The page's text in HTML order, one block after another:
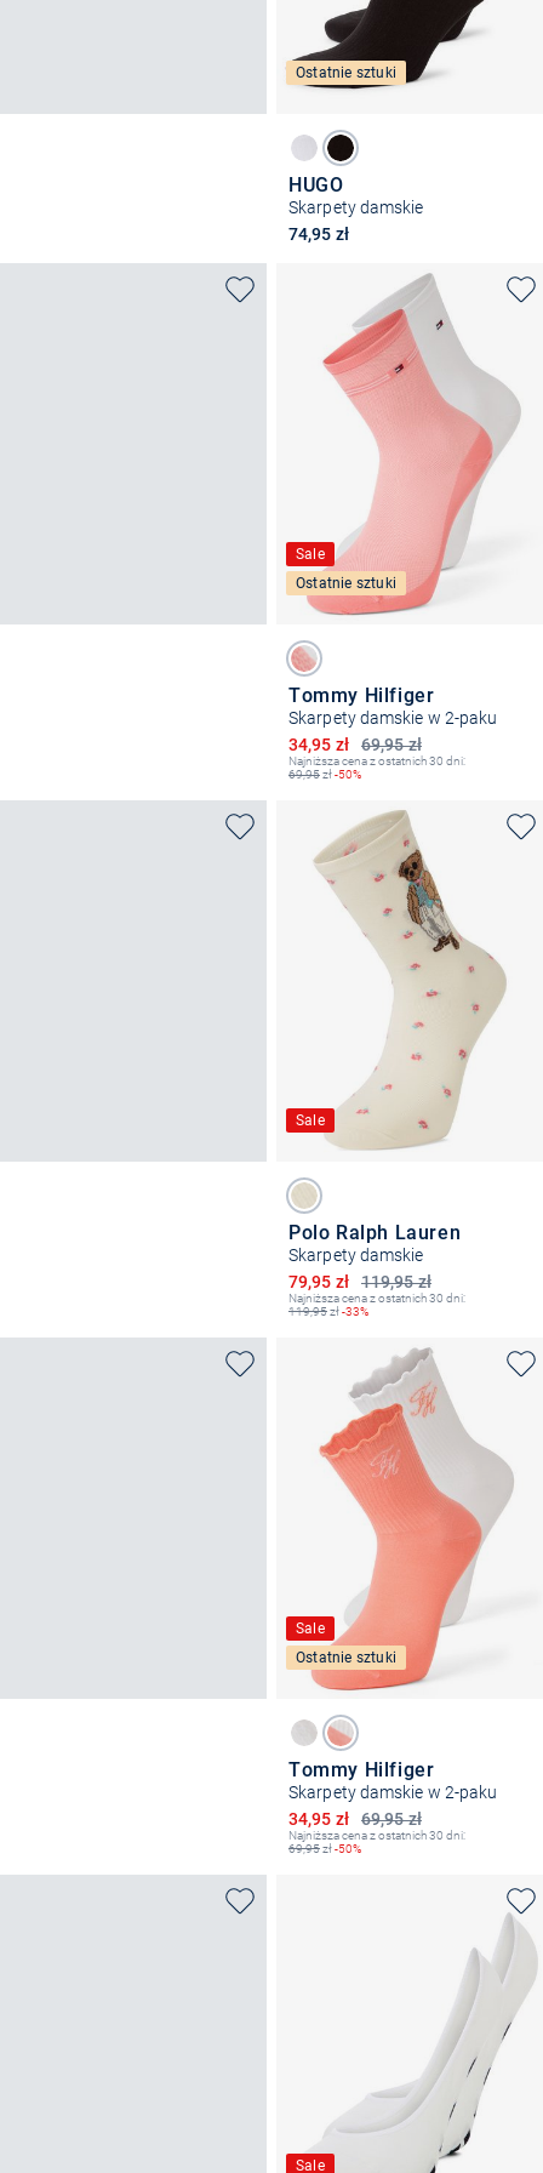
Ostatnie sztuki
HUGO
Skarpety damskie
74,95 zł
Sale
Ostatnie sztuki
Tommy Hilfiger
Skarpety damskie w 2-paku
69,95 zł
Obniżona cena
34,95 zł
Najniższa cena z ostatnich 30 dni:
69,95zł-50%
Sale
Polo Ralph Lauren
Skarpety damskie
119,95 zł
Obniżona cena
79,95 zł
Najniższa cena z ostatnich 30 dni:
119,95zł-33%
Sale
Ostatnie sztuki
Tommy Hilfiger
Skarpety damskie w 2-paku
69,95 zł
Obniżona cena
34,95 zł
Najniższa cena z ostatnich 30 dni:
69,95zł-50%
Sale